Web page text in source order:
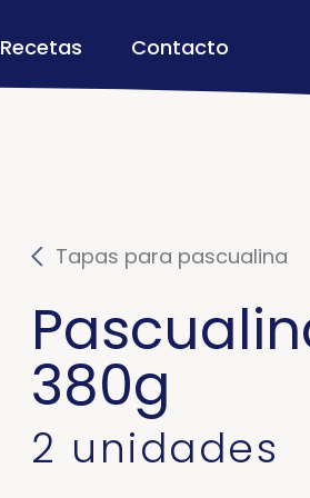
Recetas Contacto
Tapas para pascualina
380g
2 unidades